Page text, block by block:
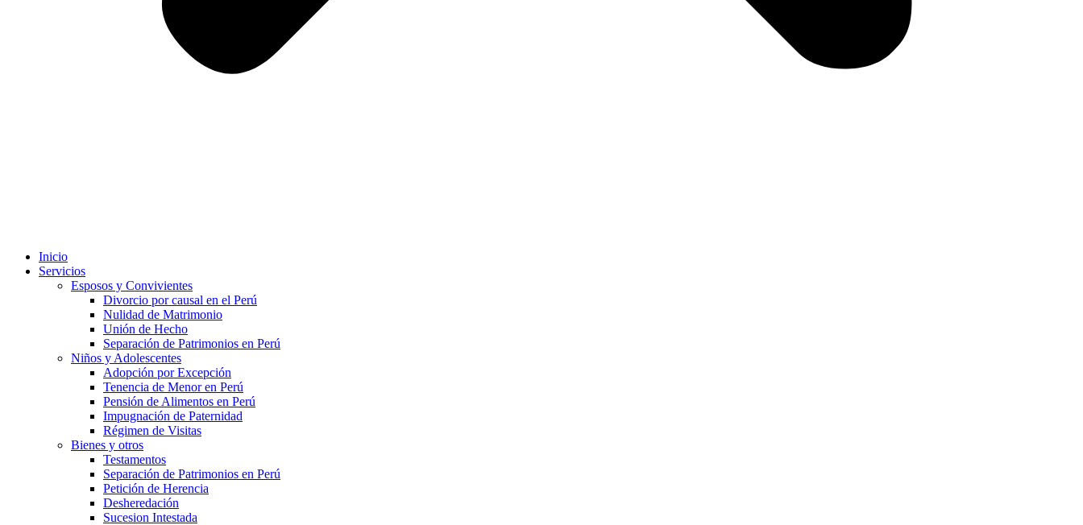
Inicio
Servicios
Esposos y Convivientes
Divorcio por causal en el Perú
Nulidad de Matrimonio
Unión de Hecho
Separación de Patrimonios en Perú
Niños y Adolescentes
Adopción por Excepción
Tenencia de Menor en Perú
Pensión de Alimentos en Perú
Impugnación de Paternidad
Régimen de Visitas
Bienes y otros
Testamentos
Separación de Patrimonios en Perú
Petición de Herencia
Desheredación
Sucesion Intestada